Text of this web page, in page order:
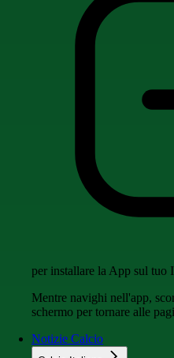
per installare la App sul tuo
Mentre navighi nell'app,
schermo per tornare alle
Notizie Calcio